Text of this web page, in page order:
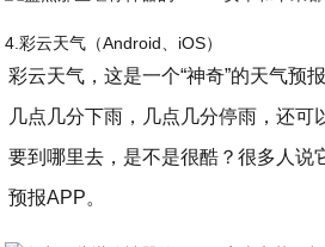
4.彩云天气（Android、iOS）
彩云天气，这是一个“神奇”的天气预
几点几分下雨，几点几分停雨，还可
要到哪里去，是不是很酷？很多人说
预报APP。